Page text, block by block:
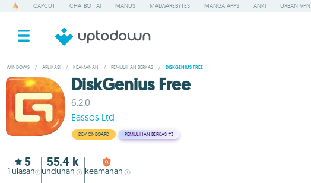
CAPCUT CHATBOT AI MANUS MALWAREBYTES MANGA APPS ANKI URBAN VPN
WINDOWS / APLIKASI / KEAMANAN / PEMULIHAN BERKAS / DISKGENIUS FREE
DiskGenius Free
6.2.0
Eassos Ltd
DEV ONBOARD PEMULIHAN BERKAS #3
5
1ulasan
55.4 k
unduhan keamanan